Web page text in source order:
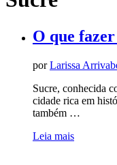
O que
porLarissa
Sucre, conhecida
cidade rica em
também …
Leia mais